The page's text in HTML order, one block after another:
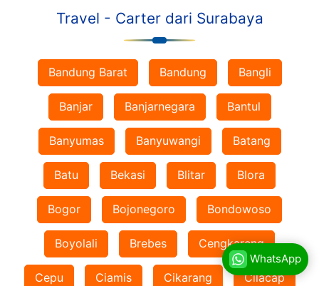
Travel - Carter dari Surabaya
Bandung Barat Bandung Bangli
Banjar Banjarnegara Bantul
Banyumas Banyuwangi Batang
Batu Bekasi Blitar Blora
Bogor Bojonegoro Bondowoso
Boyolali Brebes Cengkareng
Cepu Ciamis Cikarang Cilacap
WhatsApp